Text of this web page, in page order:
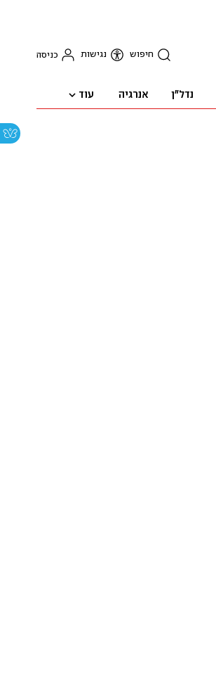
חיפוש נגישות כניסה
נדל"ן אנרגיה עוד